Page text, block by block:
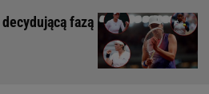
fazą